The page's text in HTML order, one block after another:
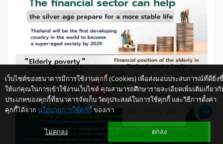
เว็บไซต์ของธนาคารมีการใช้งานคุกกี้ (Cookies) เพื่อส่งมอบประสบการณ์ที่ดียิ่ง
ให้แก่คุณในการเข้าใช้งานเว็บไซต์ คุณสามารถศึกษารายละเอียดเพิ่มเติมเกี่ยวกั
ประเภทของคุกกี้ที่ธนาคารจัดเก็บ วัตถุประสงค์ในการใช้คุกกี้ และวิธีการตั้งค่า
คุกกี้ได้จาก นโยบายการใช้คุกกี้ของเรา
ไม่ตกลง ตกลง